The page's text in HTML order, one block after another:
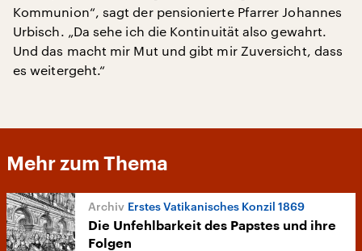
Kommunion“, sagt der pensionierte Pfarrer Johannes
Urbisch. „Da sehe ich die Kontinuität also gewahrt.
Und das macht mir Mut und gibt mir Zuversicht, dass
es weitergeht.“
Mehr zum Thema
Erstes Vatikanisches Konzil 1869
Die Unfehlbarkeit des Papstes und ihre
Folgen